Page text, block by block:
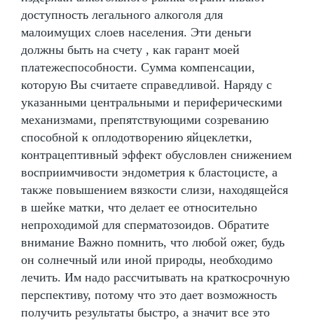
доступность легального алкоголя для
малоимущих слоев населения. Эти деньги
должны быть на счету , как гарант моей
платежеспособности. Сумма компенсации,
которую Вы считаете справедливой. Наряду с
указанными центральными и периферическими
механизмами, препятствующими созреванию
способной к оплодотворению яйцеклетки,
контрацептивный эффект обусловлен снижением
восприимчивости эндометрия к бластоцисте, а
также повышением вязкости слизи, находящейся
в шейке матки, что делает ее относительно
непроходимой для сперматозоидов. Обратите
внимание Важно помнить, что любой ожег, будь
он солнечный или иной природы, необходимо
лечить. Им надо рассчитывать на краткосрочную
перспективу, потому что это дает возможность
получить результаты быстро, а значит все это